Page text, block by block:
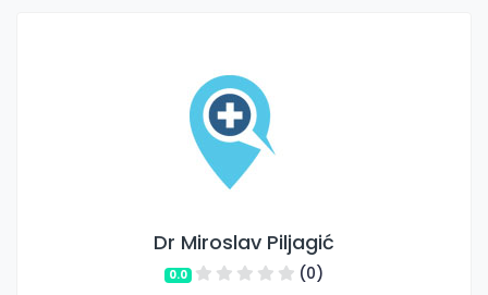
Dr Miroslav Piljagić
0.0 (0)